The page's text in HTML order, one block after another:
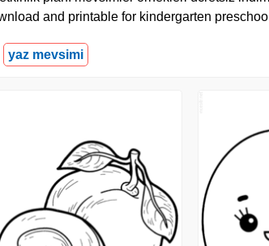
and printable for kindergarten
yaz mevsimi